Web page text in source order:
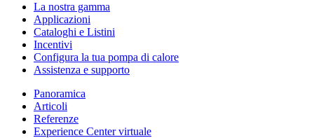
La nostra gamma
Applicazioni
Cataloghi e Listini
Incentivi
Configura la tua pompa di calore
Assistenza e supporto
Panoramica
Articoli
Referenze
Experience Center virtuale